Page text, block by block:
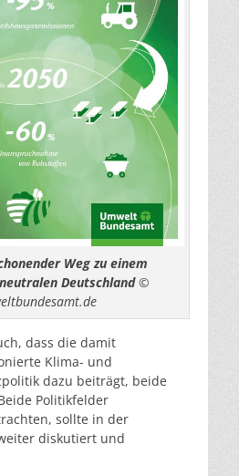
Weg zu einem
Deutschland©
dass die damit
Klima- und
dazu beiträgt, beide
Politikfelder
sollte in der
diskutiert und